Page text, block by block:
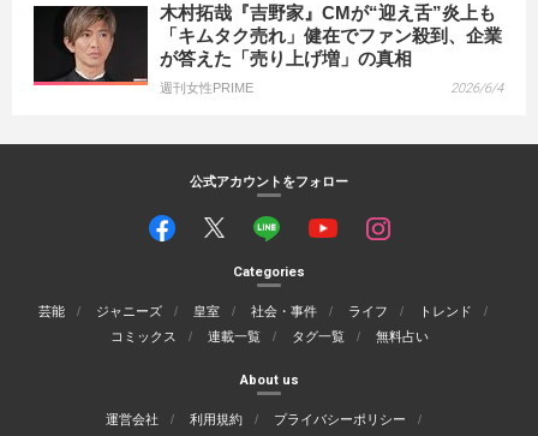
木村拓哉『吉野家』CMが“迎え舌”炎上も
「キムタク売れ」健在でファン殺到、企業
が答えた「売り上げ増」の真相
週刊女性PRIME 2026/6/4
公式アカウントをフォロー
Categories
芸能 ジャニーズ 皇室 社会・事件 ライフ
トレンド
コミックス
連載一覧 タグ一覧 無料占い
About us
運営会社 利用規約
プライバシーポリシー